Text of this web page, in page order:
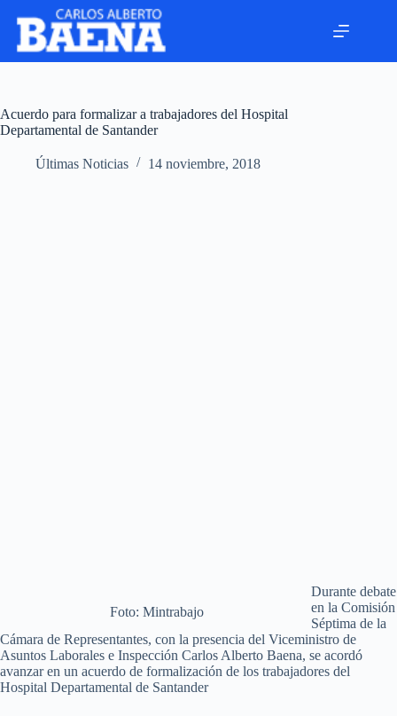
Acuerdo para formalizar a trabajadores del Hospital
Departamental de Santander
Últimas Noticias 14 noviembre, 2018
Foto: Mintrabajo
Durante debate
en la Comisión
Séptima de la
Cámara de Representantes, con la presencia del Viceministro de
Asuntos Laborales e Inspección Carlos Alberto Baena, se acordó
avanzar en un acuerdo de formalización de los trabajadores del
Hospital Departamental de Santander